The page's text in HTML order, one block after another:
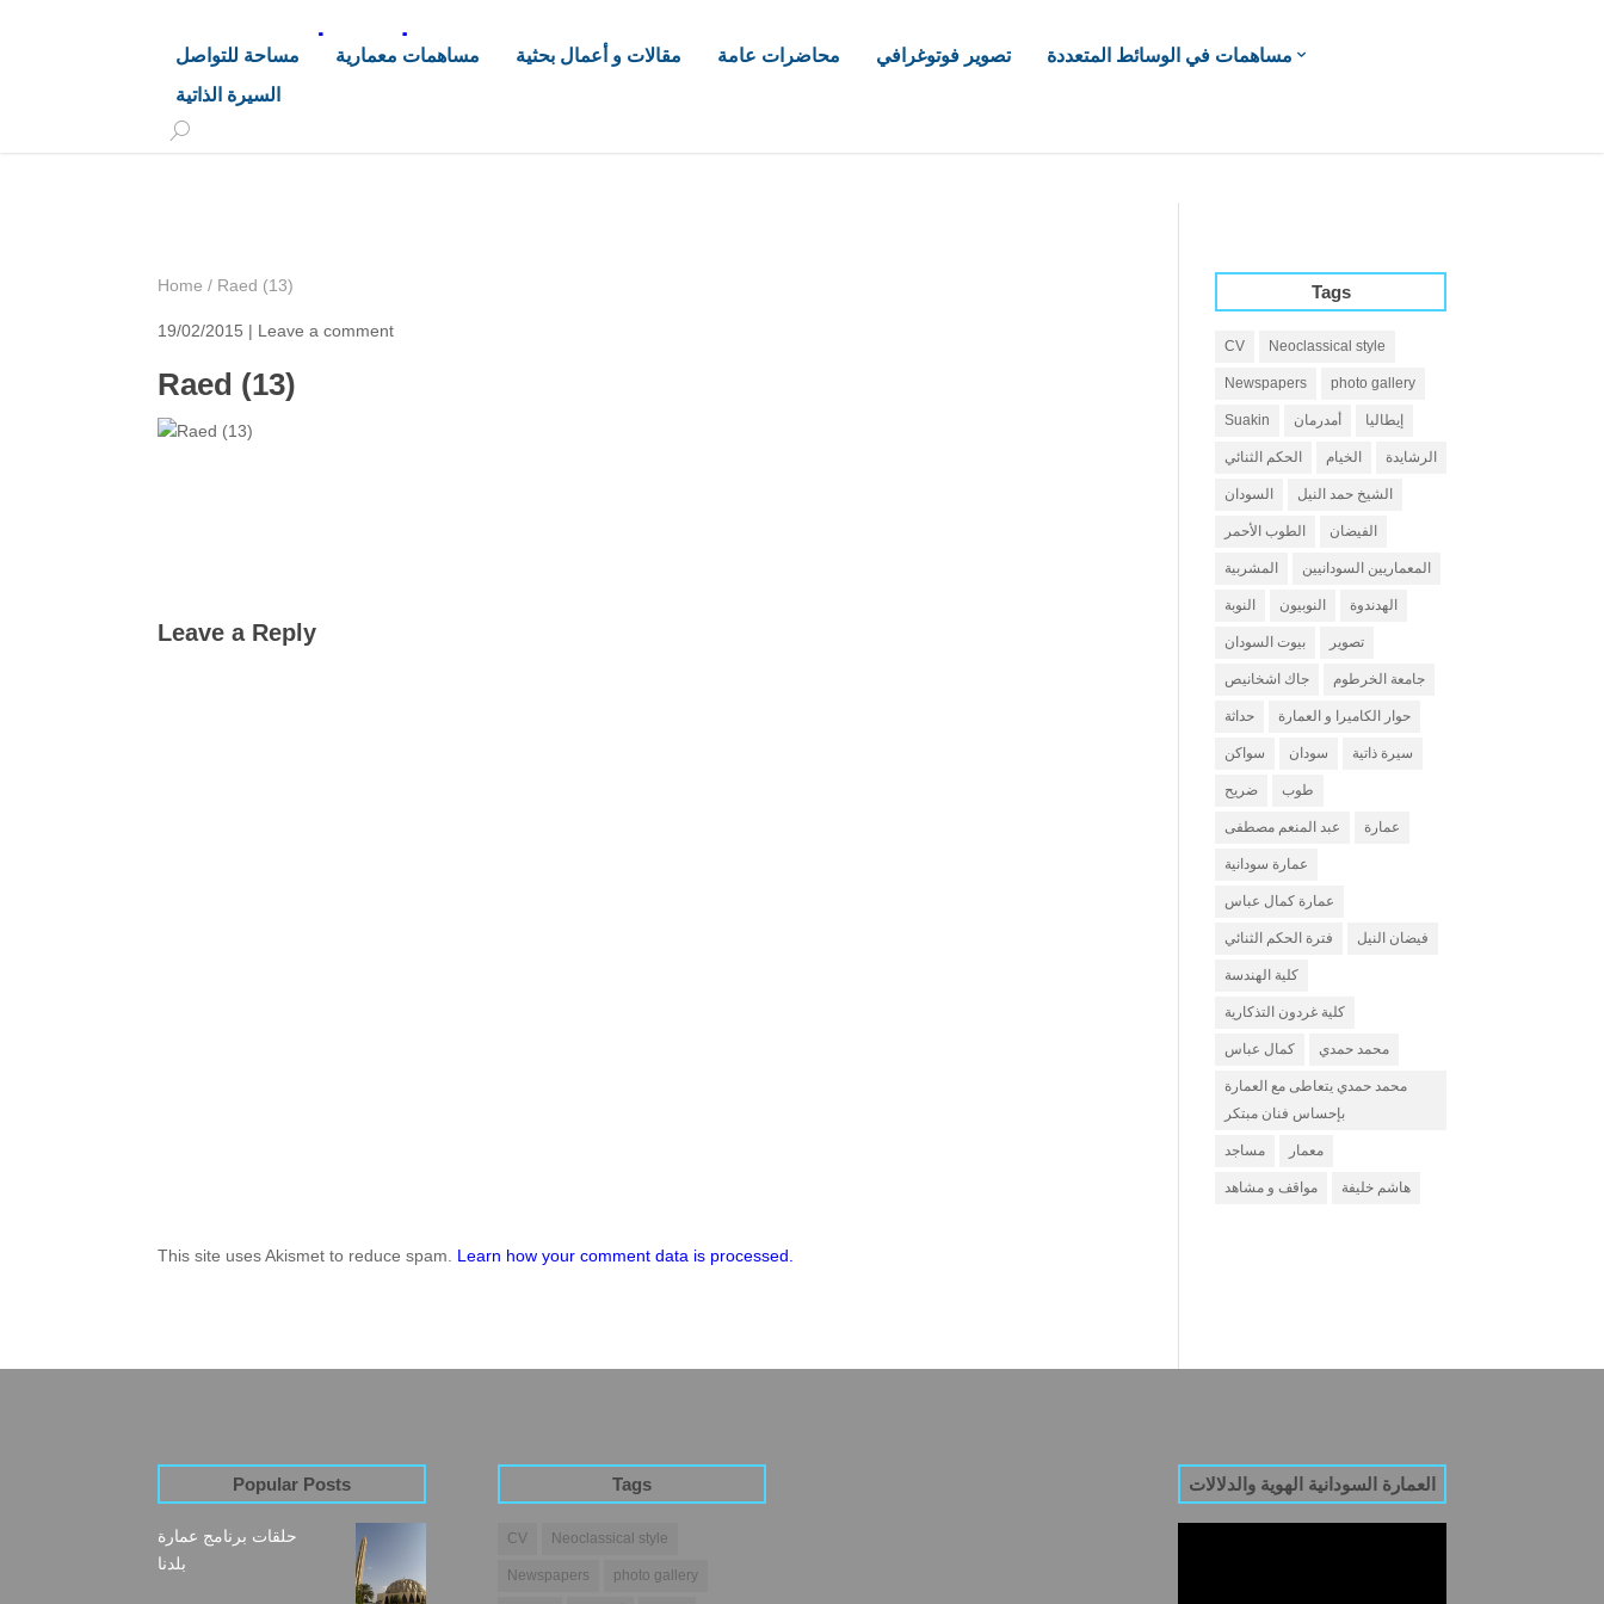
د. هاشم خليفة محجوب
مساحة للتواصل مساهمات معمارية مقالات و أعمال بحثية محاضرات عامة تصوير فوتوغرافي
مساهمات في الوسائط المتعددة
السيرة الذاتية
Home / Raed (13)
19/02/2015 | Leave a comment
Raed (13)
Leave a Reply
This site uses Akismet to reduce spam. Learn how your comment data is processed.
Tags
CV Neoclassical style
Newspapers photo gallery
Suakin أمدرمان إيطاليا
الحكم الثنائي الخيام الرشايدة
السودان الشيخ حمد النيل
الطوب الأحمر الفيضان
المشربية المعماريين السودانيين
النوبة النوبيون الهدندوة
بيوت السودان تصوير
جاك اشخانيص جامعة الخرطوم
حداثة حوار الكاميرا و العمارة
سواكن سودان سيرة ذاتية
ضريح طوب
عبد المنعم مصطفى عمارة
عمارة سودانية
عمارة كمال عباس
فترة الحكم الثنائي فيضان النيل
كلية الهندسة
كلية غردون التذكارية
كمال عباس محمد حمدي
محمد حمدي يتعاطى مع العمارة
بإحساس فنان مبتكر
مساجد معمار
مواقف و مشاهد هاشم خليفة
Popular Posts
حلقات برنامج عمارة
بلدنا
Tags
CV Neoclassical style
Newspapers photo gallery
العمارة السودانية الهوية والدلالات